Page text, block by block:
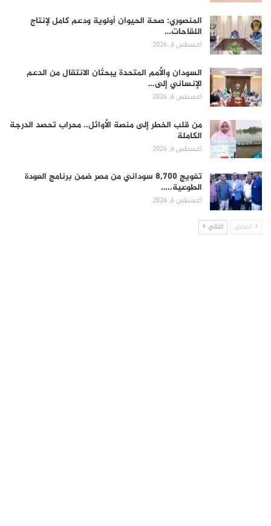
المنصوري: صحة الحيوان أولوية ودعم كامل لإنتاج
اللقاحات…
أغسطس 6, 2026
السودان والأمم المتحدة يبحثان الانتقال من الدعم
الإنساني إلى…
أغسطس 6, 2026
من قلب الخطر إلى منصة الأوائل.. محراب تحصد الدرجة
الكاملة
أغسطس 6, 2026
تفويج 8,700 سوداني من مصر ضمن برنامج العودة
الطوعية..…
أغسطس 6, 2026
السابق التالي